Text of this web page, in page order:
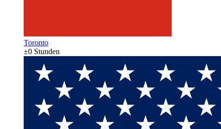
Toronto
±0 Stunden